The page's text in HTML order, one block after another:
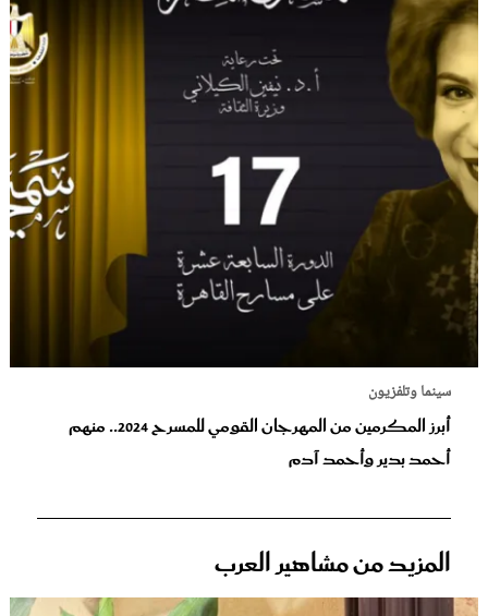
سينما وتلفزيون
أبرز المكرمين من المهرجان القومي للمسرح 2024.. منهم
أحمد بدير وأحمد آدم
المزيد من مشاهير العرب